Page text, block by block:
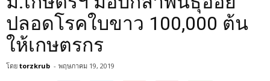
ปลอดโรคใบขาว 100,000 ต้น
ให้เกษตรกร
โดย torzkrub - พฤษภาคม 19, 2019